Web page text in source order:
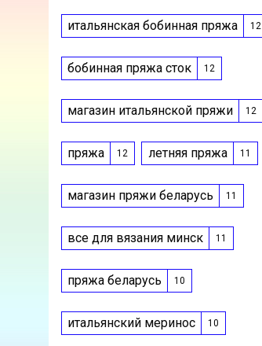
итальянская бобинная пряжа 12
бобинная пряжа сток 12
магазин итальянской пряжи 12
пряжа 12 летняя пряжа 11
магазин пряжи беларусь 11
все для вязания минск 11
пряжа беларусь 10
итальянский меринос 10